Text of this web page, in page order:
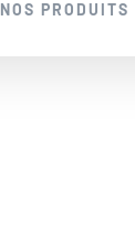
NOS PRODUITS